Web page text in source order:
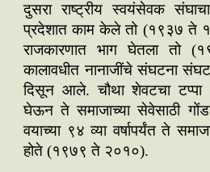
दुसरा राष्ट्रीय स्वयंसेवक
प्रदेशात काम केले तो (१९३७ ते
राजकारणात भाग घेतला तो
कालावधीत नानाजींचे संघटना
दिसून आले. चौथा शेवटचा टप्पा
घेऊन ते समाजाच्या सेवेसाठी
वयाच्या ९४ व्या वर्षापर्यंत ते
होते (१९७९ ते २०१०).